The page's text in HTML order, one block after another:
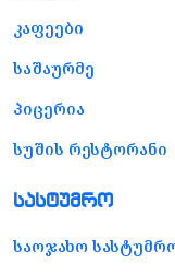
კაფეები
საშაურმე
პიცერია
სუშის რესტორანი
სასტუმრო
საოჯახო